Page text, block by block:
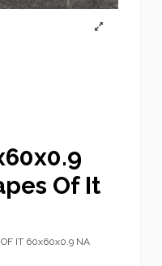
Of It
OF IT 60x60x0.9 NA